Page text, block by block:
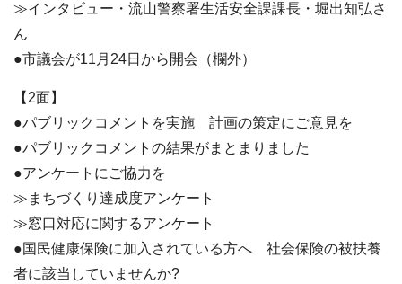
≫インタビュー・流山警察署生活安全課課長・堀出知弘さ
ん
●市議会が11月24日から開会（欄外）
【2面】
●パブリックコメントを実施 計画の策定にご意見を
●パブリックコメントの結果がまとまりました
●アンケートにご協力を
≫まちづくり達成度アンケート
≫窓口対応に関するアンケート
●国民健康保険に加入されている方へ 社会保険の被扶養
者に該当していませんか?